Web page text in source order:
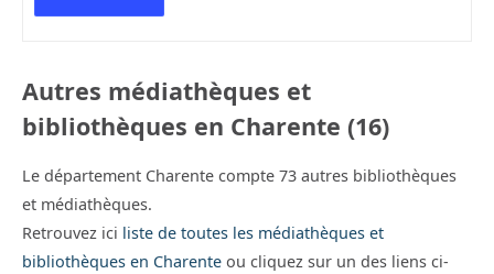
Autres médiathèques et
bibliothèques en Charente (16)
Le département Charente compte 73 autres bibliothèques
et médiathèques.
Retrouvez ici liste de toutes les médiathèques et
bibliothèques en Charente ou cliquez sur un des liens ci-